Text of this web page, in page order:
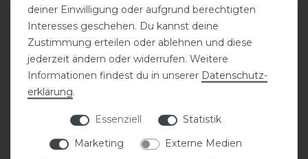
deiner Einwilligung oder aufgrund berechtigten
Interesses geschehen. Du kannst deine
Zustimmung erteilen oder ablehnen und diese
jederzeit ändern oder widerrufen. Weitere
Informationen findest du in unserer Daten­schutz­
erklärung.
Essenziell
Statistik
Marketing
Externe Medien